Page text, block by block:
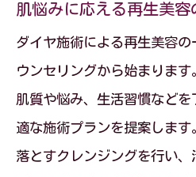
肌悩みに応える再生美
ダイヤ施術による再生美容
ウンセリングから始まります
肌質や悩み、生活習慣など
適な施術プランを提案しま
落とすクレンジングを行い